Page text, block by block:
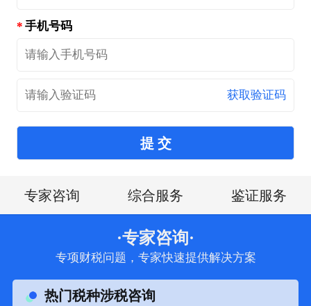
手机号码
获取验证码
提 交
专家咨询 综合服务 鉴证服务
·专家咨询·
专项财税问题，专家快速提供解决方案
热门税种涉税咨询